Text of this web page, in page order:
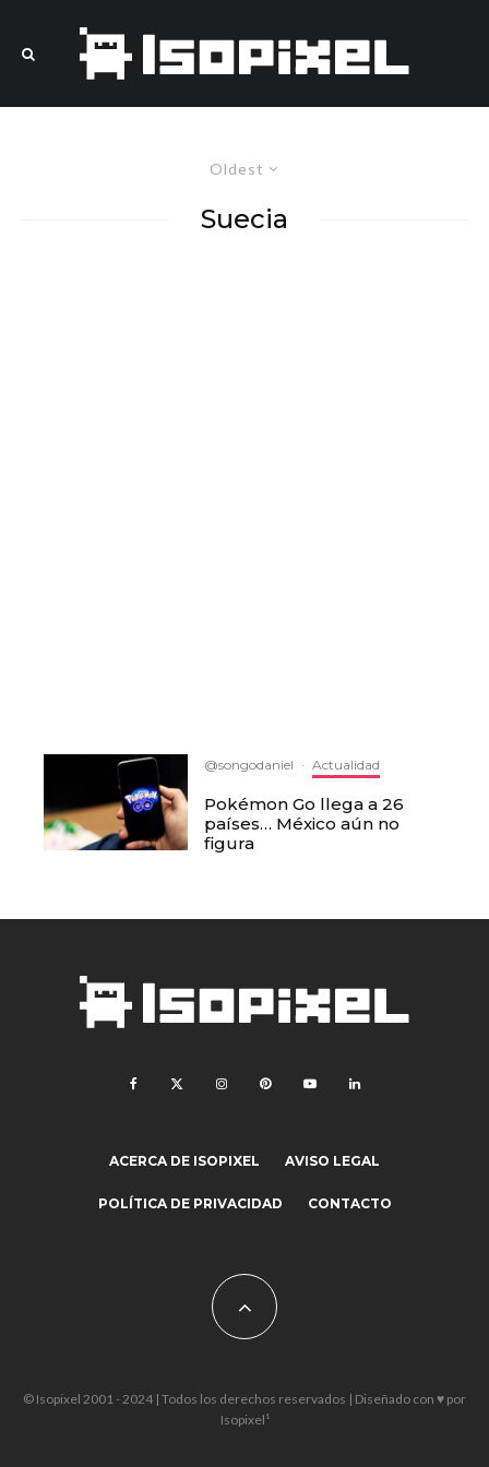
Oldest
Suecia
@songodaniel · Actualidad
Pokémon Go llega a 26
países… México aún no
figura
ACERCA DE ISOPIXEL AVISO LEGAL
POLÍTICA DE PRIVACIDAD CONTACTO
© Isopixel 2001 - 2024 | Todos los derechos reservados | Diseñado con ♥ por
Isopixel¹